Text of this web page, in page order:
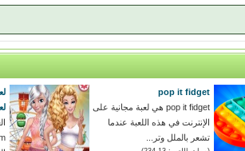
pop it fidget
pop it fidget هي لعبة مجانية على
الإنترنت في هذه اللعبة عندما
تشعر بالملل وتر...